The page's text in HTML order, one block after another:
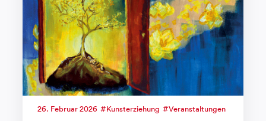
26. Februar 2026 Kunsterziehung Veranstaltungen